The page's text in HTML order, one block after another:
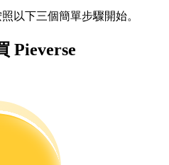
分析
以下三個簡單步驟開始。
Pieverse